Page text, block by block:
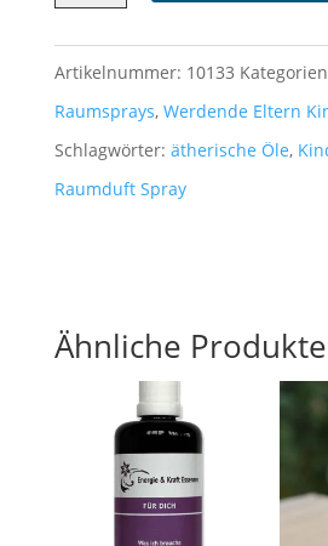
Menge
Artikelnummer: 10133
Raumsprays, Werdende Eltern
Schlagwörter: ätherische Öle,
Raumduft Spray
Ähnliche Produkte